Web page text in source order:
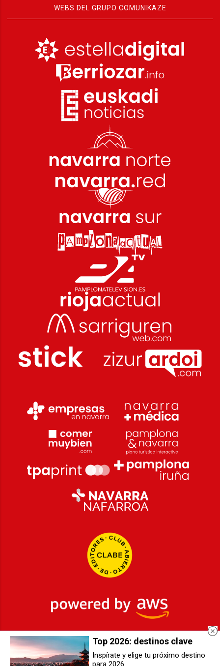
WEBS DEL GRUPO COMUNIKAZE
2026© Grupo Comunikaze
Top 2026: destinos clave
Inspírate y elige tu próximo destino
para 2026